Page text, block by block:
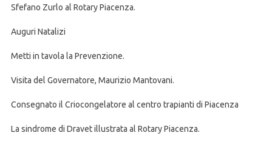
Sfefano Zurlo al Rotary Piacenza.
Auguri Natalizi
Metti in tavola la Prevenzione.
Visita del Governatore, Maurizio Mantovani.
Consegnato il Criocongelatore al centro trapianti di Piacenza
La sindrome di Dravet illustrata al Rotary Piacenza.